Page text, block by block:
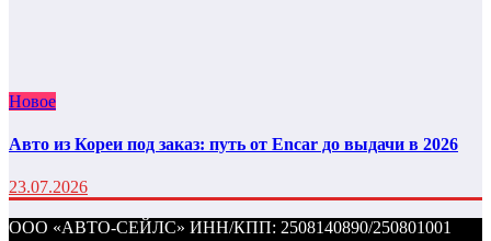
Новое
Авто из Кореи под заказ: путь от Encar до выдачи в 2026
23.07.2026
ООО «АВТО-СЕЙЛС» ИНН/КПП: 2508140890/250801001